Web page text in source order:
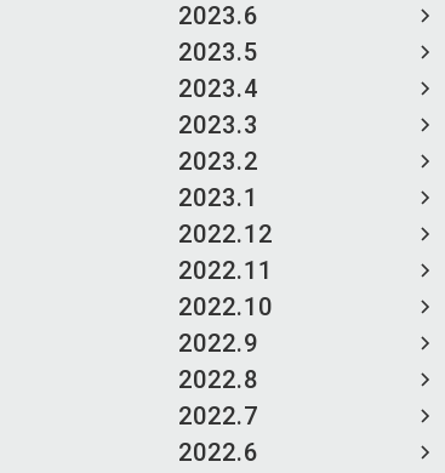
2023.6
2023.5
2023.4
2023.3
2023.2
2023.1
2022.12
2022.11
2022.10
2022.9
2022.8
2022.7
2022.6